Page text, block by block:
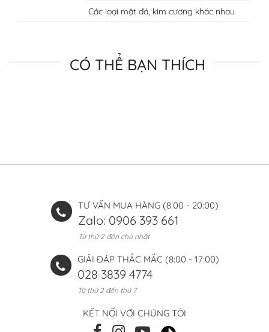
Các loại mặt đá, kim cương khác nhau
CÓ THỂ BẠN THÍCH
TƯ VẤN MUA HÀNG (8:00 - 20:00)
Zalo: 0906 393 661
Từ thứ 2 đến chủ nhật
GIẢI ĐÁP THẮC MẮC (8:00 - 17:00)
028 3839 4774
Từ thứ 2 đến thứ 7
KẾT NỐI VỚI CHÚNG TÔI